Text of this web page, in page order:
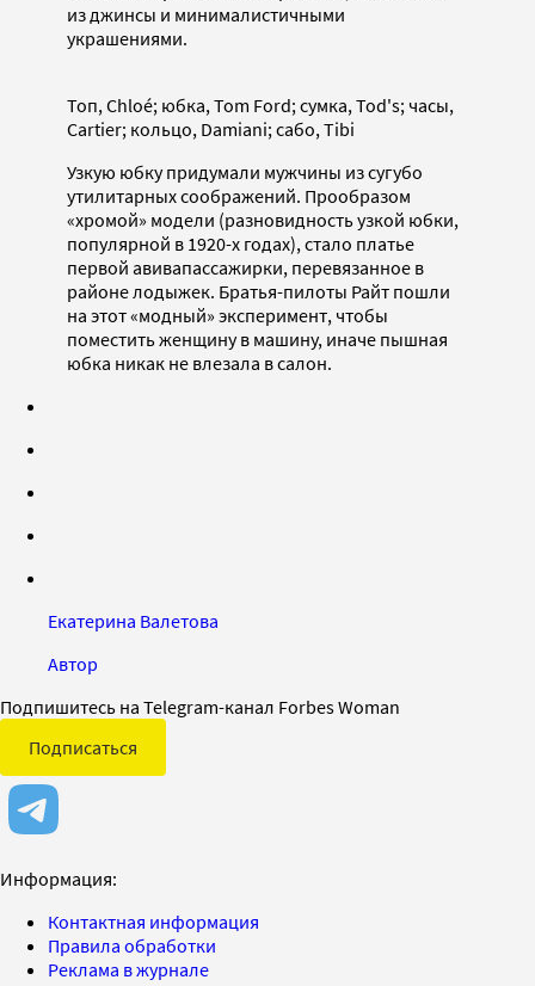
из джинсы и минималистичными
украшениями.
Топ, Chloé; юбка, Tom Ford; сумка, Tod's; часы,
Cartier; кольцо, Damiani; сабо, Tibi
Узкую юбку придумали мужчины из сугубо
утилитарных соображений. Прообразом
«хромой» модели (разновидность узкой юбки,
популярной в 1920-х годах), стало платье
первой авивапассажирки, перевязанное в
районе лодыжек. Братья-пилоты Райт пошли
на этот «модный» эксперимент, чтобы
поместить женщину в машину, иначе пышная
юбка никак не влезала в салон.
Екатерина Валетова
Автор
Подпишитесь на Telegram-канал Forbes Woman
Подписаться
Информация:
Контактная информация
Правила обработки
Реклама в журнале